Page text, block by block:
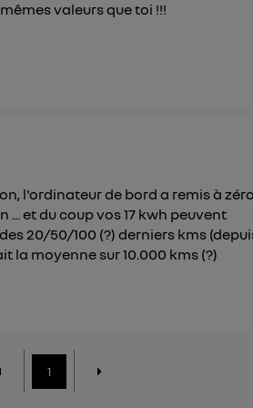
valeurs que toi !!!
l'ordinateur de bord a remis à
et du coup vos 17 kwh peuvent
20/50/100 (?) derniers kms
la moyenne sur 10.000 kms (?)
1